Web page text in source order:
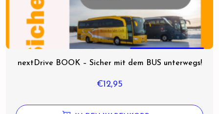
nextDrive BOOK – Sicher mit dem BUS unterwegs!
€12,95